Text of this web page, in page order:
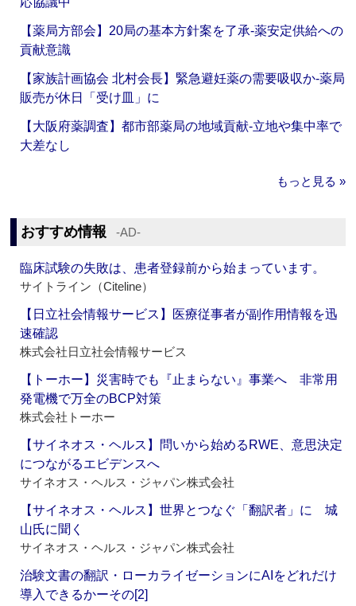
【薬局方部会】20局の基本方針案を了承‐薬安定供給への
貢献意識
【家族計画協会 北村会長】緊急避妊薬の需要吸収か‐薬局
販売が休日「受け皿」に
【大阪府薬調査】都市部薬局の地域貢献‐立地や集中率で
大差なし
もっと見る »
おすすめ情報 ‐AD‐
臨床試験の失敗は、患者登録前から始まっています。
サイトライン（Citeline）
【日立社会情報サービス】医療従事者が副作用情報を迅
速確認
株式会社日立社会情報サービス
【トーホー】災害時でも『止まらない』事業へ 非常用
発電機で万全のBCP対策
株式会社トーホー
【サイネオス・ヘルス】問いから始めるRWE、意思決定
につながるエビデンスへ
サイネオス・ヘルス・ジャパン株式会社
【サイネオス・ヘルス】世界とつなぐ「翻訳者」に 城
山氏に聞く
サイネオス・ヘルス・ジャパン株式会社
治験文書の翻訳・ローカライゼーションにAIをどれだけ
導入できるかーその[2]